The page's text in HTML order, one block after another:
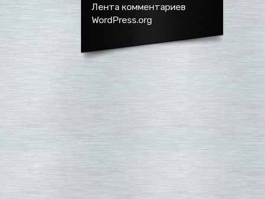
Лента комментариев
WordPress.org